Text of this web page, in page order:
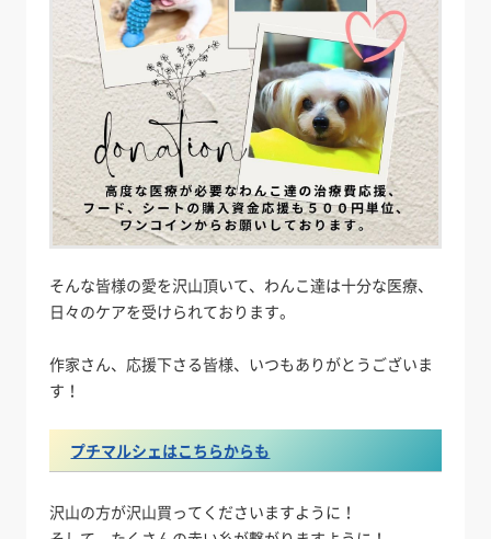
そんな皆様の愛を沢山頂いて、わんこ達は十分な医療、
日々のケアを受けられております。
作家さん、応援下さる皆様、いつもありがとうございま
す！
プチマルシェはこちらからも
沢山の方が沢山買ってくださいますように！